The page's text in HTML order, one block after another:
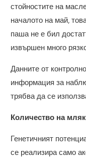
стойностите на
началото на май,
паша не е бил
извършен много
Данните от
информация за
трябва да се
Количество на
Генетичният
се реализира само